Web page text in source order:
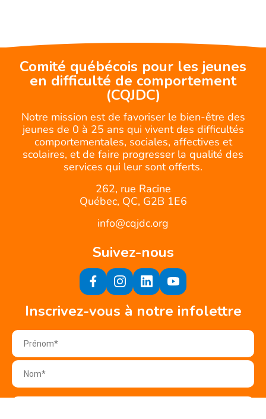
Comité québécois pour les jeunes
en difficulté de comportement
(CQJDC)
Notre mission est de favoriser le bien-être des
jeunes de 0 à 25 ans qui vivent des difficultés
comportementales, sociales, affectives et
scolaires, et de faire progresser la qualité des
services qui leur sont offerts.
262, rue Racine
Québec, QC, G2B 1E6
info@cqjdc.org
Suivez-nous
Inscrivez-vous à notre infolettre